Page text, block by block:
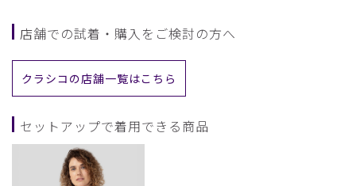
店舗での試着・購入をご検討の方へ
クラシコの店舗一覧はこちら
セットアップで着用できる商品